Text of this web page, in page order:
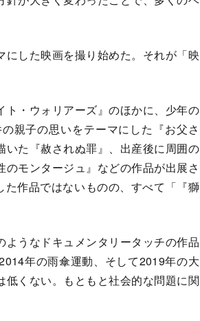
した映画を撮り始めた。それが「映
・ウォリアーズ』のほかに、少年の
親子の思いをテーマにした『お父さ
た『赦されぬ罪』、出産後に周囲の
モンタージュ』などの作品が出展さ
作品ではないものの、すべて「『獅
うなドキュメンタリータッチの作品
年の雨傘運動、そして2019年の大
くない。もともと社会的な問題に関